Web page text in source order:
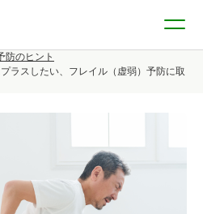
防のヒント
ラスしたい、フレイル（虚弱）予防に取